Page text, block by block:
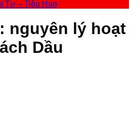
Tư – Tiêu Hao
nguyên lý hoạt
Dầu